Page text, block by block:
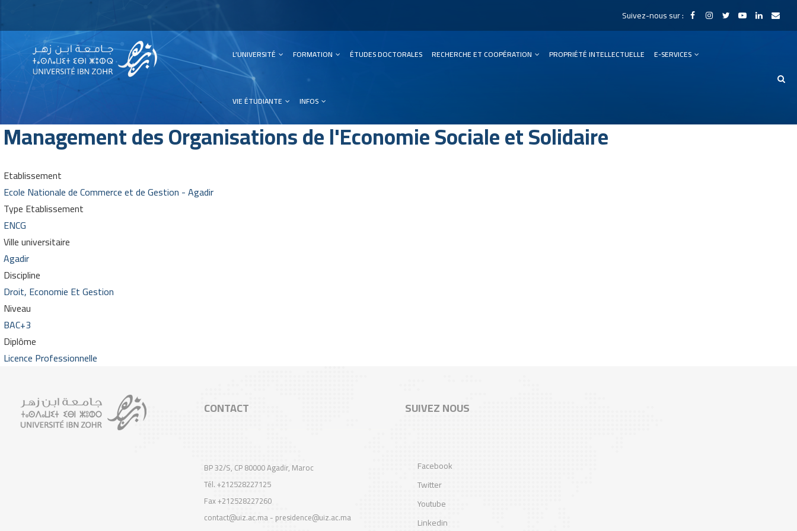
Suivez-nous sur :
Main
navigation
L’UNIVERSITÉ FORMATION ÉTUDES DOCTORALES RECHERCHE ET COOPÉRATION PROPRIÉTÉ INTELLECTUELLE E-SERVICES
VIE ÉTUDIANTE INFOS
Management des Organisations de l'Economie Sociale et Solidaire
Etablissement
Ecole Nationale de Commerce et de Gestion - Agadir
Type Etablissement
ENCG
Ville universitaire
Agadir
Discipline
Droit, Economie Et Gestion
Niveau
BAC+3
Diplôme
Licence Professionnelle
CONTACT
BP 32/S, CP 80000 Agadir, Maroc
Tél. +212528227125
Fax +212528227260
contact@uiz.ac.ma - presidence@uiz.ac.ma
SUIVEZ NOUS
Facebook
Twitter
Youtube
Linkedin